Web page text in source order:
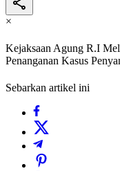
×
Kejaksaan Agung R.I
Penanganan Kasus
Sebarkan artikel ini